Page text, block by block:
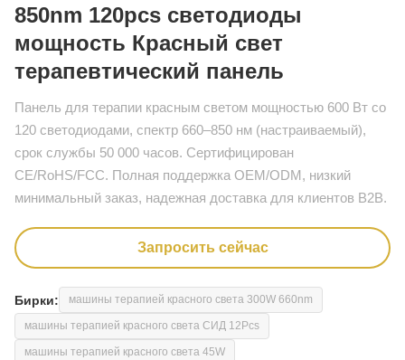
850nm 120pcs светодиоды
мощность Красный свет
терапевтический панель
Панель для терапии красным светом мощностью 600 Вт со
120 светодиодами, спектр 660–850 нм (настраиваемый),
срок службы 50 000 часов. Сертифицирован
CE/RoHS/FCC. Полная поддержка OEM/ODM, низкий
минимальный заказ, надежная доставка для клиентов B2B.
Запросить сейчас
Бирки: машины терапией красного света 300W 660nm
машины терапией красного света СИД 12Pcs
машины терапией красного света 45W